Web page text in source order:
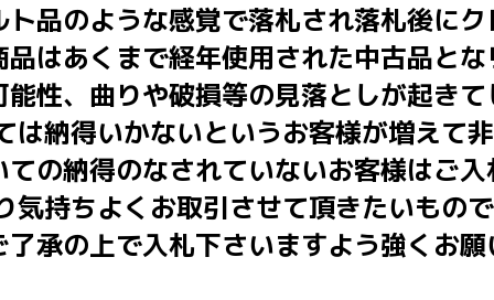
品のような感覚で落札され落札後に
はあくまで経年使用された中古品と
性、曲りや破損等の見落としが起き
納得いかないというお客様が増えて
の納得のなされていないお客様はご
持ちよくお取引させて頂きたいもの
承の上で入札下さいますよう強くお